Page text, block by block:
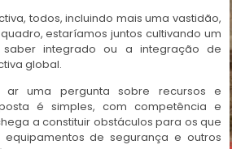
todos, incluindo mais uma vastidão,
estaríamos juntos cultivando um
integrado ou a integração de
global.
uma pergunta sobre recursos e
é simples, com competência e
a constituir obstáculos para os que
de segurança e outros